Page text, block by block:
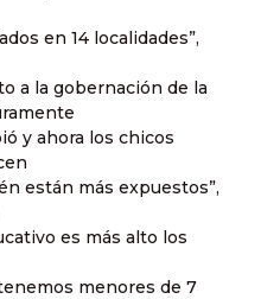
en 14 localidades”,
a la gobernación de la
y ahora los chicos
están más expuestos”,
es más alto los
menores de 7